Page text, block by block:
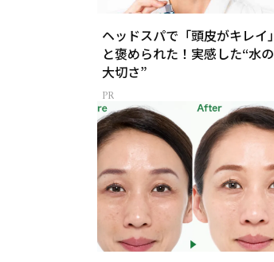
ヘッドスパで「頭皮がキレイ」
と褒められた！実感した“水の
大切さ”